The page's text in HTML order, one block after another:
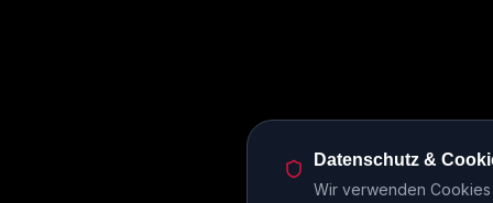
Datenschutz &
Wir verwenden